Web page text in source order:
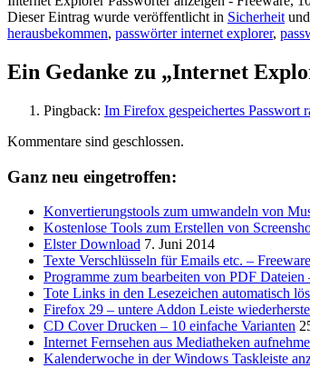
Dieser Eintrag wurde veröffentlicht in Sicherheit
herausbekommen, passwörter internet explorer,
Ein Gedanke zu „Internet
Pingback: Im Firefox gespeichertes Passwort
Kommentare sind geschlossen.
Ganz neu eingetroffen:
Konvertierungstools zum umwandeln von
Kostenlose Tools zum Erstellen von
Elster Download 7. Juni 2014
Texte Verschlüsseln für Emails etc. – Freeware
Programme zum bearbeiten von PDF Dateien
Tote Links in den Lesezeichen automatisch
Firefox 29 – untere Addon Leiste
CD Cover Drucken – 10 einfache Varianten
Internet Fernsehen aus Mediatheken
Kalenderwoche in der Windows Taskleiste